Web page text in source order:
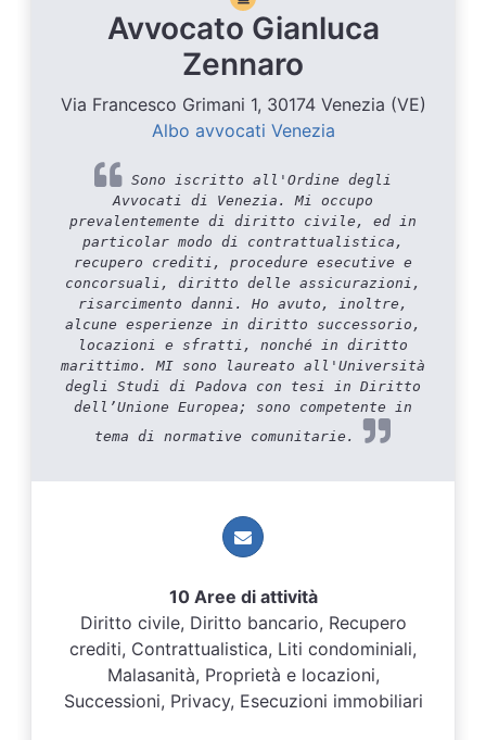
Avvocato Gianluca
Zennaro
Via Francesco Grimani 1, 30174 Venezia (VE)
Albo avvocati Venezia
Sono iscritto all'Ordine degli
Avvocati di Venezia. Mi occupo
prevalentemente di diritto civile, ed in
particolar modo di contrattualistica,
recupero crediti, procedure esecutive e
concorsuali, diritto delle assicurazioni,
risarcimento danni. Ho avuto, inoltre,
alcune esperienze in diritto successorio,
locazioni e sfratti, nonché in diritto
marittimo. MI sono laureato all'Università
degli Studi di Padova con tesi in Diritto
dell’Unione Europea; sono competente in
tema di normative comunitarie.
10 Aree di attività
Diritto civile, Diritto bancario, Recupero
crediti, Contrattualistica, Liti condominiali,
Malasanità, Proprietà e locazioni,
Successioni, Privacy, Esecuzioni immobiliari